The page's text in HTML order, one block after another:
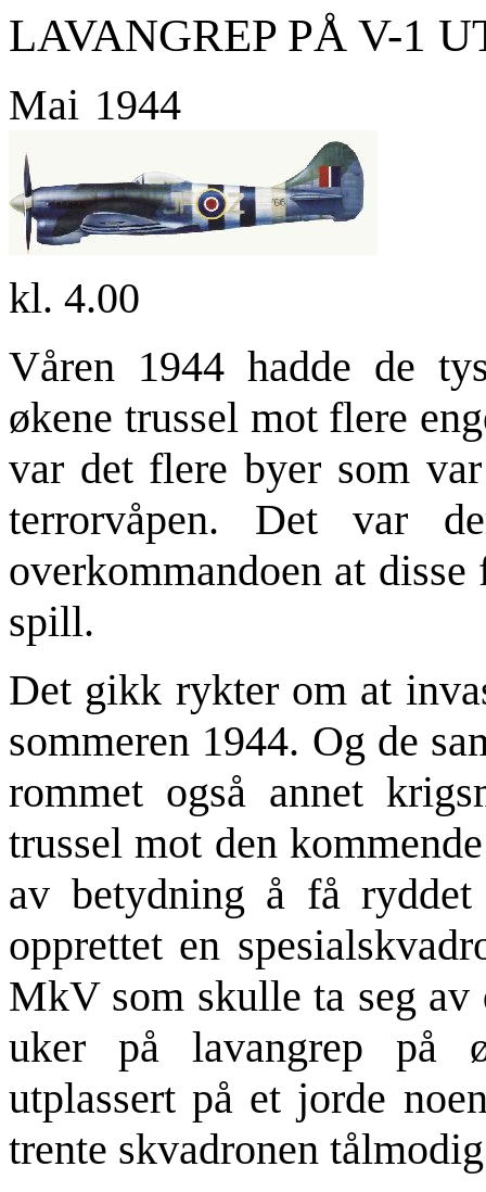
LAVANGREP PÅ V-1
Mai
kl. 4.00
Våren 1944 hadde de
økene trussel mot flere
var det flere byer som
terrorvåpen. Det var
overkommandoen at
spill.
Det gikk rykter om at
sommeren 1944. Og de
rommet også annet
trussel mot den
av betydning å få
opprettet en
MkV som skulle ta seg av
uker på lavangrep på
utplassert på et jorde
trente skvadronen